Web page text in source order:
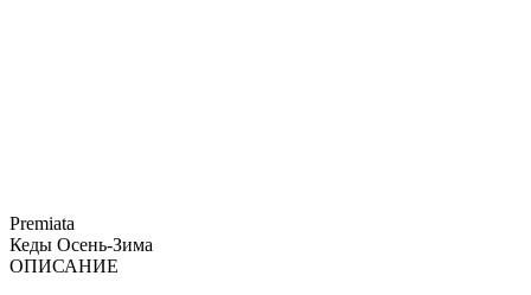
Premiata
Кеды Осень-Зима
ОПИСАНИЕ